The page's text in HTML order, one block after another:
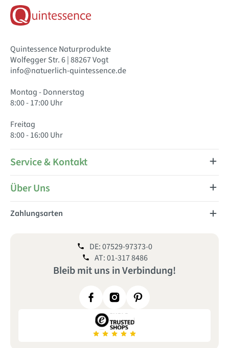
Quintessence Naturprodukte
Wolfegger Str. 6 | 88267 Vogt
info@natuerlich-quintessence.de
Montag - Donnerstag
8:00 - 17:00 Uhr
Freitag
8:00 - 16:00 Uhr
Service & Kontakt
Über Uns
Zahlungsarten
Bleib mit uns inVerbindung!
DE: 07529-97373-0
AT: 01-317 8486